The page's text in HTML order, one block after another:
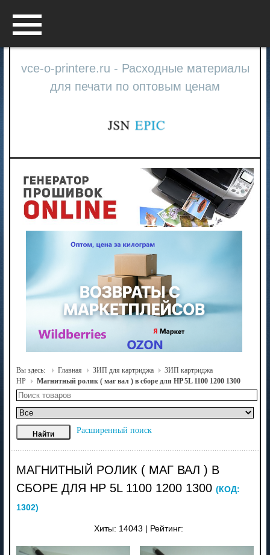
vce-o-printere.ru - Расходные материалы
для печати по оптовым ценам
Вы здесь: Главная ЗИП для картриджа
ЗИП картриджа
HP
Магнитный ролик ( маг вал ) в сборе для HP 5L 1100 1200 1300
Расширенный поиск
МАГНИТНЫЙ РОЛИК ( МАГ ВАЛ ) В
СБОРЕ ДЛЯ HP 5L 1100 1200 1300 (КОД:
1302)
Хиты: 14043 Рейтинг: